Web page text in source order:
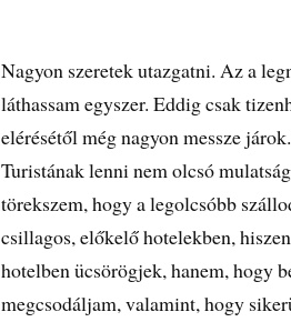
Nagyon szeretek utazgatni. Az a
láthassam egyszer. Eddig csak
elérésétől még nagyon messze
Turistának lenni nem olcsó
törekszem, hogy a legolcsóbb
csillagos, előkelő hotelekben,
hotelben ücsörögjek, hanem, hogy
megcsodáljam, valamint, hogy